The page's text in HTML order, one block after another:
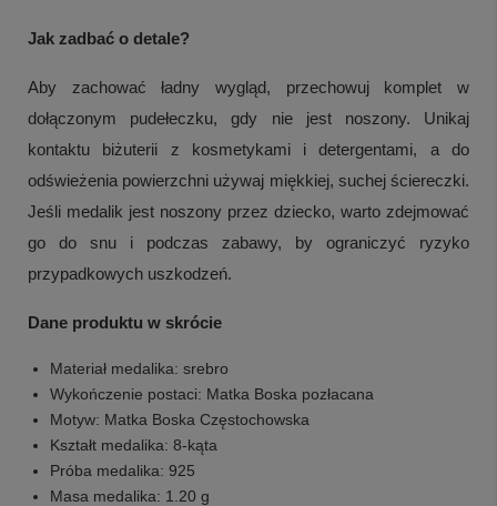
Jak zadbać o detale?
Aby zachować ładny wygląd, przechowuj komplet w
dołączonym pudełeczku, gdy nie jest noszony. Unikaj
kontaktu biżuterii z kosmetykami i detergentami, a do
odświeżenia powierzchni używaj miękkiej, suchej ściereczki.
Jeśli medalik jest noszony przez dziecko, warto zdejmować
go do snu i podczas zabawy, by ograniczyć ryzyko
przypadkowych uszkodzeń.
Dane produktu w skrócie
Materiał medalika: srebro
Wykończenie postaci: Matka Boska pozłacana
Motyw: Matka Boska Częstochowska
Kształt medalika: 8-kąta
Próba medalika: 925
Masa medalika: 1.20 g